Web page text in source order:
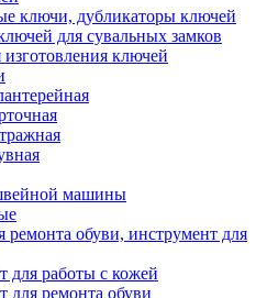
ключи, дубликаторы ключей
для сувальных замков
ключей
машины
обуви, инструмент для
для работы с кожей
для ремонта обуви